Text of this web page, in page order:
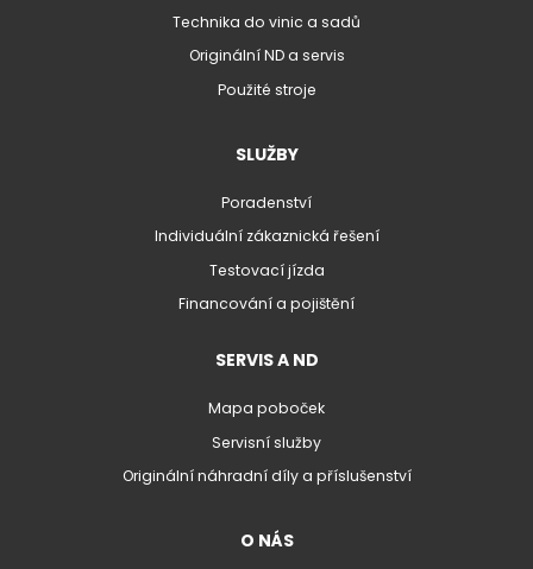
Technika do vinic a sadů
Originální ND a servis
Použité stroje
SLUŽBY
Poradenství
Individuální zákaznická řešení
Testovací jízda
Financování a pojištění
SERVIS A ND
Mapa poboček
Servisní služby
Originální náhradní díly a příslušenství
O NÁS